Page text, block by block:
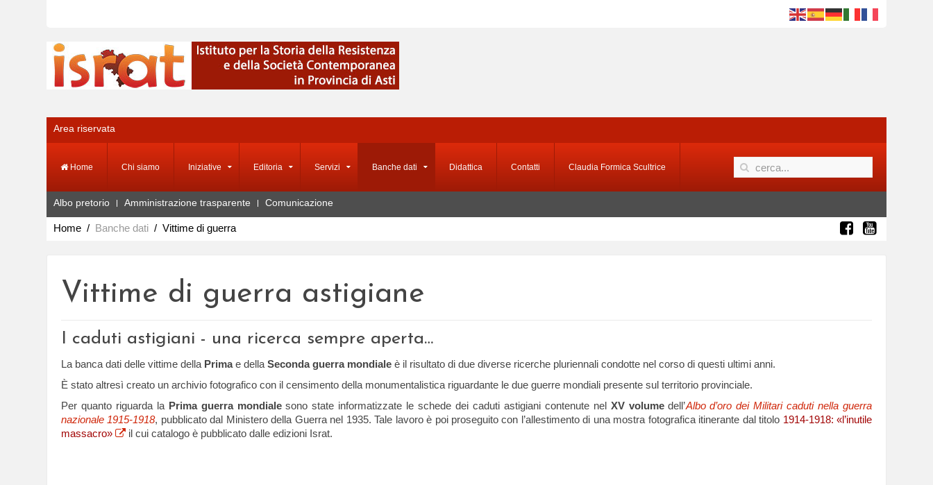
Area riservata
Home Chi siamo Iniziative Editoria Servizi Banche dati Didattica Contatti Claudia Formica Scultrice
Albo pretorio Amministrazione trasparente Comunicazione
Home Banche dati Vittime di guerra
Vittime di guerra astigiane
I caduti astigiani - una ricerca sempre aperta…
La banca dati delle vittime della Primae della Seconda guerra mondiale è il risultato di due diverse ricerche pluriennali condotte nel corso di questi ultimi anni.
È stato altresì creato un archivio fotografico con il censimento della monumentalistica riguardante le due guerre mondiali presente sul territorio provinciale.
Per quanto riguarda la Prima guerra mondialesono state informatizzate le schede dei caduti astigiani contenute nel XV volumedell’Albo d’oro dei Militari caduti nella guerra
nazionale 1915-1918, pubblicato dal Ministero della Guerra nel 1935. Tale lavoro è poi proseguito con l’allestimento di una mostra fotografica itinerante dal titolo 1914-1918: «l’inutile
massacro»
il cui catalogo è pubblicato dalle edizioni Israt.